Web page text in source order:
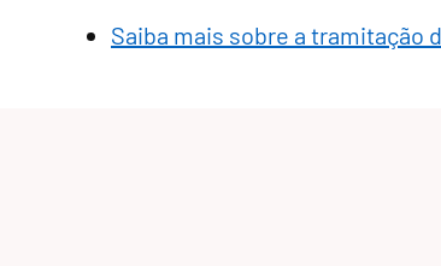
Saiba mais sobre a tramitação